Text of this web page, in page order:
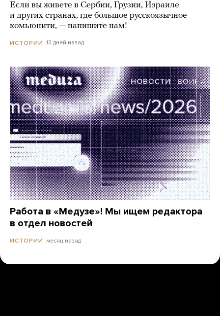
Если вы живете в Сербии, Грузии, Израиле
и других странах, где большое русскоязычное
комьюнити, — напишите нам!
ИСТОРИИ 13 дней назад
Работа в «Медузе»! Мы ищем редактора
в отдел новостей
ИСТОРИИ месяц назад